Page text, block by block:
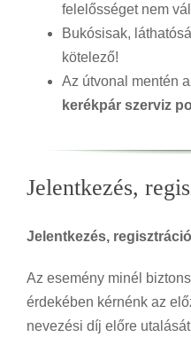
felelősséget nem
Bukósisak,
kötelező!
Az útvonal mentén
kerékpár szerviz
Jelentkezés,
Jelentkezés,
Az esemény minél
érdekében kérnénk az
nevezési díj előre